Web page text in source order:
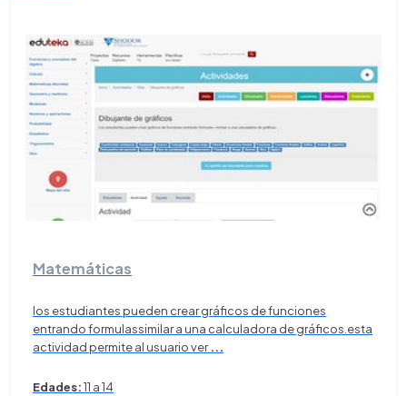
Matemáticas
los estudiantes pueden crear gráficos de funciones
entrando formulassimilar a una calculadora de gráficos.esta
actividad permite al usuario ver...
Edades:11 a 14